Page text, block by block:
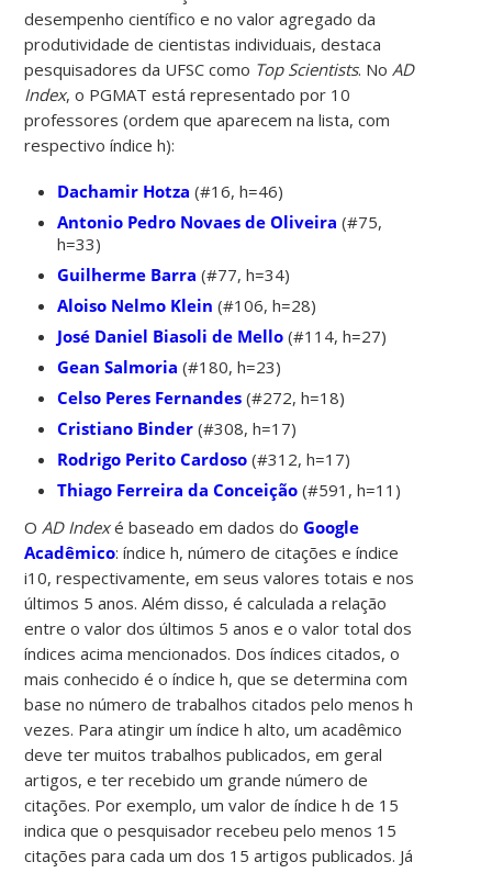
desempenho científico e no valor agregado da
produtividade de cientistas individuais, destaca
pesquisadores da UFSC como Top Scientists. No AD
Index, o PGMAT está representado por 10
professores (ordem que aparecem na lista, com
respectivo índice h):
Dachamir Hotza (#16, h=46)
Antonio Pedro Novaes de Oliveira (#75,
h=33)
Guilherme Barra (#77, h=34)
Aloiso Nelmo Klein (#106, h=28)
José Daniel Biasoli de Mello (#114, h=27)
Gean Salmoria (#180, h=23)
Celso Peres Fernandes (#272, h=18)
Cristiano Binder (#308, h=17)
Rodrigo Perito Cardoso (#312, h=17)
Thiago Ferreira da Conceição (#591, h=11)
O AD Indexé baseado em dados doGoogle
Acadêmico: índice h, número de citações e índice
i10, respectivamente, em seus valores totais e nos
últimos 5 anos. Além disso, é calculada a relação
entre o valor dos últimos 5 anos e o valor total dos
índices acima mencionados. Dos índices citados, o
mais conhecido é o índice h, que se determina com
base no número de trabalhos citados pelo menos h
vezes. Para atingir um índice h alto, um acadêmico
deve ter muitos trabalhos publicados, em geral
artigos, e ter recebido um grande número de
citações. Por exemplo, um valor de índice h de 15
indica que o pesquisador recebeu pelo menos 15
citações para cada um dos 15 artigos publicados. Já